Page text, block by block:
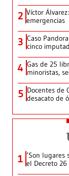
2 Víctor
emergencias
3 Caso
cinco
4 Gas de 25
minoristas,
5 Docentes de
desacato de
1 ‘Son lugares
el Decreto